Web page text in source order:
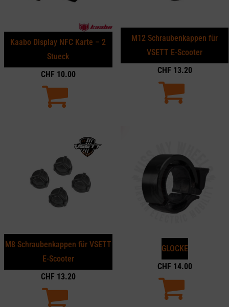
Kaabo Display NFC Karte – 2
Stueck
CHF 10.00
M12 Schraubenkappen für
VSETT E-Scooter
CHF 13.20
M8 Schraubenkappen für VSETT
E-Scooter
CHF 13.20
GLOCKE
CHF 14.00